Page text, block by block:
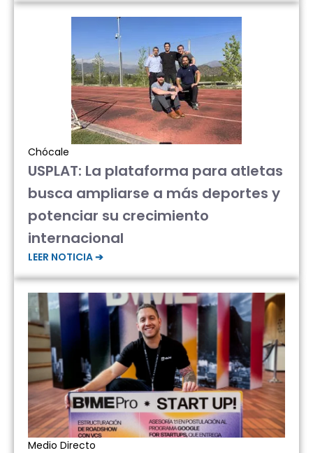
Chócale
USPLAT: La plataforma para atletas
busca ampliarse a más deportes y
potenciar su crecimiento
internacional
LEER NOTICIA ➔
Medio Directo